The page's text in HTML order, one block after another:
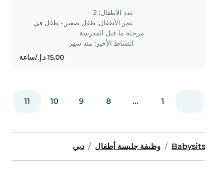
عدد الأطفال: 2
عمر الأطفال: طفل صغير • طفل في
مرحلة ما قبل المدرسة
النشاط الأخير: منذ شهر
1
...
8
9
10
11
Babysits وظيفة جليسة أطفال دبي